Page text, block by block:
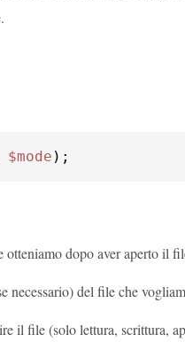
$mode );
otteniamo dopo aver aperto il
necessario) del file che
il file (solo lettura, scrittura,